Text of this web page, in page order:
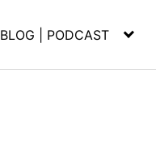
BLOG | PODCAST